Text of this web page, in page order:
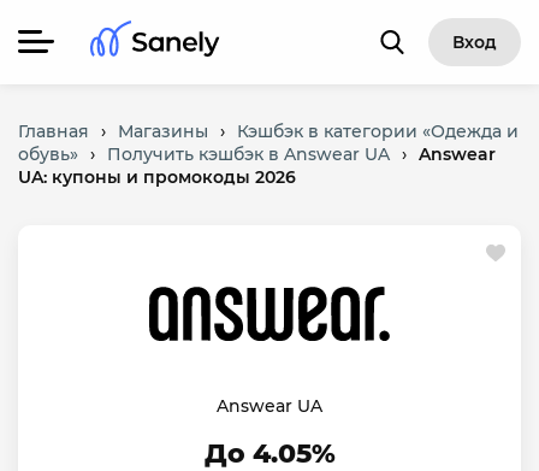
Вход
Главная › Магазины ›
Кэшбэк в категории «Одежда и
обувь» › Получить кэшбэк в Answear UA › Answear
UA: купоны и промокоды 2026
Answear UA
До 4.05%